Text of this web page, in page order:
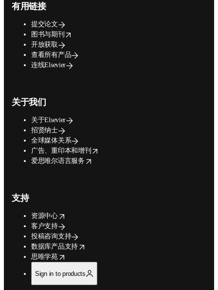
有用链接
提交论文
图书与期刊
opens in new tab/window
开放获取
查看所有产品
连线Elsevier
关于我们
关于Elsevier
招贤纳士
全球媒体关系
广告、重印本和增刊
opens in new tab/window
爱思唯尔语言服务
opens in new tab/window
支持
资源中心
opens in new tab/window
客户支持
投稿咨询支持
数据库产品支持
opens in new tab/window
思唯学苑
opens in new tab/window
Sign in to products